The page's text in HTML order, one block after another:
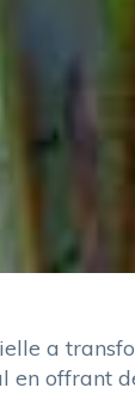
a
en offrant